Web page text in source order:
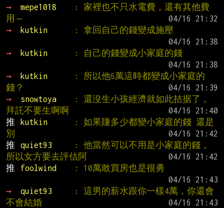
→
mepe1018
: 家裡也不只水電費，還有其他費
用～
→
kutkin
: 拿回自己的錢變成施壓
→
kutkin
: 自己的錢變成小家庭的錢
→
kutkin
: 所以他6萬這時都變成小家庭的
錢？
→
snowtoya
: 還沒生小孩經濟就如此拮据了，
拜託不要生啊啊
推
kutkin
: 如果賺多少都變小家庭的錢 還是
別
推
quiet93
: 他當然可以不用是小家庭的錢，
所以女方要去評估阿
推
foolwind
: 10萬敢買房也是很勇
→
quiet93
: 這男的薪水跟你一樣4萬，你還會
不會結婚